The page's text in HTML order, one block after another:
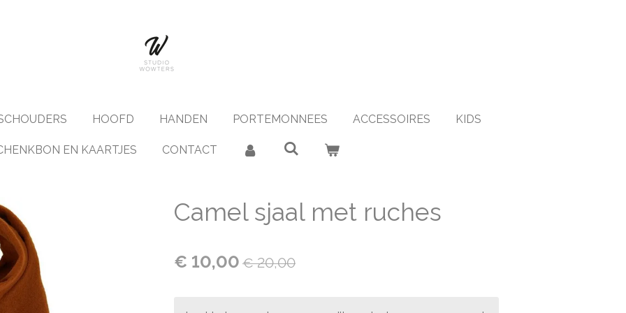
HOOFD HANDEN PORTEMONNEES ACCESSOIRES KIDS
EN KAARTJES CONTACT
Camel sjaal met ruches
€ 10,00 € 20,00